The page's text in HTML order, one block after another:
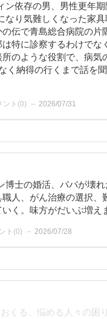
ン依存の男、男性更年
なり気難しくなった家
伝で青島総合病院の
特に診察するわけで
のような役割で、病気
く納得の行くまで話を
ント(0) 2026/07/31
博士の婚活、パパが壊
人、がん治療の選択
く。味方がだいぶ増え
ト(0) 2026/07/28
くる、悩める人々の困